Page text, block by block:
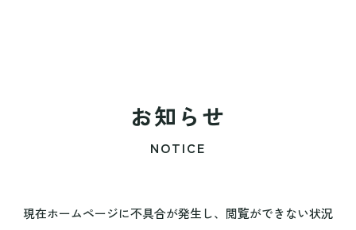
お知らせ
NOTICE
現在ホームページに不具合が発生し、閲覧ができない状況